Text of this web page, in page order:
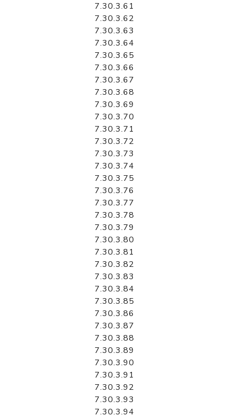
7.30.3.61
7.30.3.62
7.30.3.63
7.30.3.64
7.30.3.65
7.30.3.66
7.30.3.67
7.30.3.68
7.30.3.69
7.30.3.70
7.30.3.71
7.30.3.72
7.30.3.73
7.30.3.74
7.30.3.75
7.30.3.76
7.30.3.77
7.30.3.78
7.30.3.79
7.30.3.80
7.30.3.81
7.30.3.82
7.30.3.83
7.30.3.84
7.30.3.85
7.30.3.86
7.30.3.87
7.30.3.88
7.30.3.89
7.30.3.90
7.30.3.91
7.30.3.92
7.30.3.93
7.30.3.94